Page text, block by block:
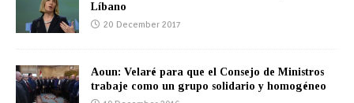
Líbano
20 December 2017
Aoun: Velaré para que el Consejo de Ministros
trabaje como un grupo solidario y homogéneo